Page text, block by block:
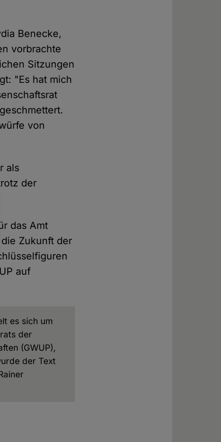
Benecke,
vorbrachte
Sitzungen
"Es hat mich
von
als
der
das Amt
Zukunft der
auf
es sich um
der
(GWUP),
der Text